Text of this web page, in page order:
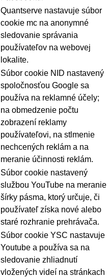
Quantserve nastavuje súbor
cookie mc na anonymné
sledovanie správania
používateľov na webovej
lokalite.
Súbor cookie NID nastavený
spoločnosťou Google sa
používa na reklamné účely;
na obmedzenie počtu
zobrazení reklamy
používateľovi, na stlmenie
nechcených reklám a na
meranie účinnosti reklám.
Súbor cookie nastavený
službou YouTube na meranie
šírky pásma, ktorý určuje, či
používateľ získa nové alebo
staré rozhranie prehrávača.
Súbor cookie YSC nastavuje
Youtube a používa sa na
sledovanie zhliadnutí
vložených videí na stránkach